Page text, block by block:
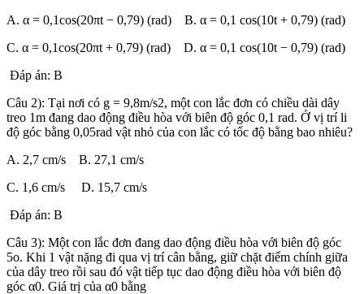
A. α = 0,1cos(20πt − 0,79) (rad) B. α = 0,1 cos(10t + 0,79) (rad)
C. α = 0,1cos(20πt + 0,79) (rad) D. α = 0,1 cos(10t − 0,79) (rad)
Đáp án: B
Câu 2): Tại nơi có g = 9,8m/s2, một con lắc đơn có chiều dài dây
treo 1m đang dao động điều hòa với biên độ góc 0,1 rad. Ở vị trí li
độ góc bằng 0,05rad vật nhỏ của con lắc có tốc độ bằng bao nhiêu?
A. 2,7 cm/s B. 27,1 cm/s
C. 1,6 cm/s D. 15,7 cm/s
Đáp án: B
Câu 3): Một con lắc đơn đang dao động điều hòa với biên độ góc
5o. Khi 1 vật nặng đi qua vị trí cân bằng, giữ chặt điểm chính giữa
của dây treo rồi sau đó vật tiếp tục dao động điều hòa với biên độ
góc α0. Giá trị của α0 bằng